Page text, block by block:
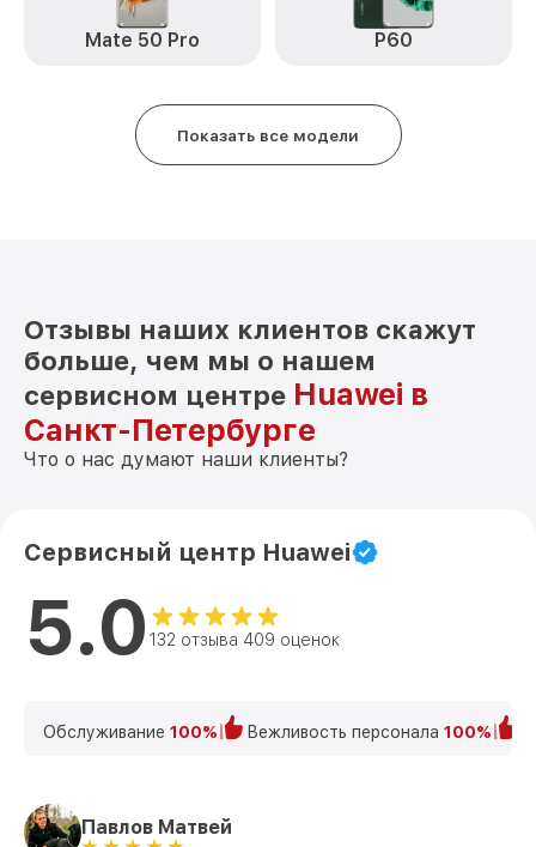
Замена датчика приближения P50
Замена антенны P50 Pocket Huawei
Замена вибромотора P50 Pocket Huawei
Mate 50 Pro P60
Показать все модели
Отзывы наших клиентов скажут
больше, чем мы о нашем
сервисном центре Huawei в
Санкт-Петербурге
Что о нас думают наши клиенты?
Сервисный центр Huawei
5.0 132 отзыва 409 оценок
Обслуживание 100% Вежливость персонала 100%
Павлов Матвей